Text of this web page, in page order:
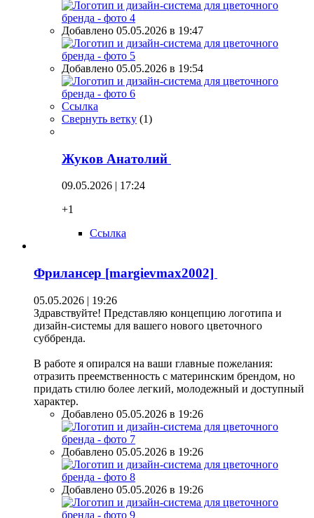
Добавлено 05.05.2026 в 19:47
Добавлено 05.05.2026 в 19:54
Ссылка
Свернуть ветку (1)
Жуков Анатолий
09.05.2026 | 17:24
+1
Ссылка
Фрилансер [margievmax2002]
05.05.2026 | 19:26
Здравствуйте! Представляю концепцию логотипа и
дизайн-системы для вашего нового цветочного
суббренда.
В работе я опирался на ваши главные пожелания:
отразить преемственность с материнским брендом, но
придать стилю более легкий, молодежный и доступный
характер.
Добавлено 05.05.2026 в 19:26
Добавлено 05.05.2026 в 19:26
Добавлено 05.05.2026 в 19:26